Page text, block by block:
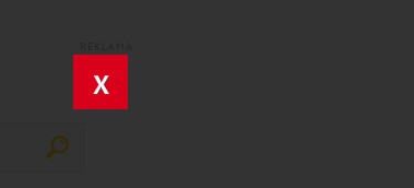
X